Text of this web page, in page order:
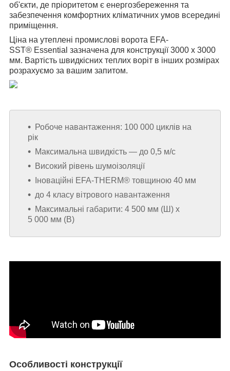
об'єкти, де пріоритетом є енергозбереження та
забезпечення комфортних кліматичних умов всередині
приміщення.
Ціна на утеплені промислові ворота EFA-
SST® Essential зазначена для конструкції 3000 х 3000
мм. Вартість швидкісних теплих воріт в інших розмірах
розрахуємо за вашим запитом.
Робоче навантаження: 100 000 циклів на
рік
Максимальна швидкість — до 0,5 м/с
Високий рівень шумоізоляції
Іноваційні EFA-THERM® товщиною 40 мм
до 4 класу вітрового навантаження
Максимальні габарити: 4 500 мм (Ш) х
5 000 мм (В)
Особливості конструкції